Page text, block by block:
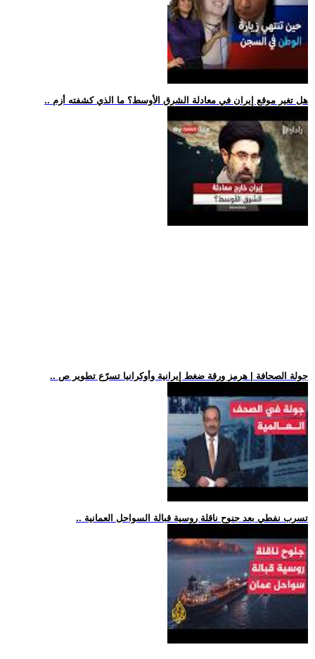
.. هل تغير موقع إيران في معادلة الشرق الأوسط؟ ما الذي كشفته أزم
.. جولة الصحافة | هرمز ورقة ضغط إيرانية وأوكرانيا تسرّع تطوير ص
.. تسرب نفطي بعد جنوح ناقلة روسية قبالة السواحل العمانية